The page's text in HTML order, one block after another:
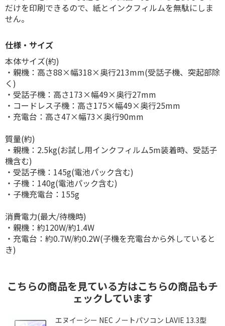
だけを印刷できるので、紙とインクフィルムを無駄にしま
せん。
仕様・サイズ
本体サイズ(約)
・親機：高さ88×幅318×奥行213mm(受話子機、突起部除
く)
・受話子機：高さ173×幅49×奥行27mm
・コードレス子機：高さ175×幅49×奥行25mm
・充電台：高さ47×幅73×奥行90mm
質量(約)
・親機：2.5kg(お試し用インクフィルム5m装着時、受話子
機含む)
・受話子機：145g(電池パック含む)
・子機：140g(電池パック含む)
・子機充電台：155g
消費電力(最大/待機時)
・親機：約120W/約1.4W
・充電台：約0.7W/約0.2W(子機を充電台から外していると
き)
こちらの商品を見ている方はこちらの商品もチ
ェックしています
エヌイーシー NEC ノートパソコン LAVIE 13.3型